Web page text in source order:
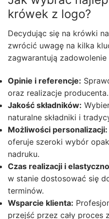
krówek z logo?
Decydując się na krówki
zwrócić uwagę na kilka
zagwarantują
Opinie i referencje:
oraz realizacje producenta.
Jakość składników:
naturalne składniki i
Możliwości personalizacji:
oferuje szeroki wybór
nadruku.
Czas realizacji i
w stanie dostosować się
terminów.
Wsparcie klienta:
przejść przez cały proces